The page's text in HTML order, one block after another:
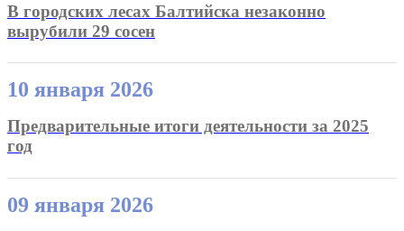
В городских лесах Балтийска незаконно
вырубили 29 сосен
10 января 2026
Предварительные итоги деятельности за 2025
год
09 января 2026